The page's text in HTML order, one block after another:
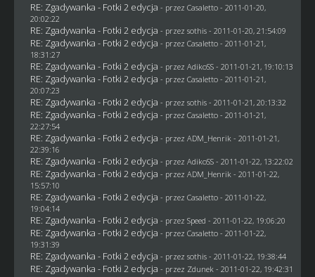
RE: Zgadywanka - Fotki 2 edycja - przez Casaletto- 2011-01-20,
20:02:22
RE: Zgadywanka - Fotki 2 edycja - przez sothis- 2011-01-20, 21:54:09
RE: Zgadywanka - Fotki 2 edycja - przez Casaletto- 2011-01-21,
18:31:27
RE: Zgadywanka - Fotki 2 edycja - przez AdikoSS - 2011-01-21, 19:10:13
RE: Zgadywanka - Fotki 2 edycja - przez Casaletto- 2011-01-21,
20:07:23
RE: Zgadywanka - Fotki 2 edycja - przez sothis- 2011-01-21, 20:13:32
RE: Zgadywanka - Fotki 2 edycja - przez Casaletto- 2011-01-21,
22:27:54
RE: Zgadywanka - Fotki 2 edycja - przez ADM_Henrik - 2011-01-21,
22:39:16
RE: Zgadywanka - Fotki 2 edycja - przez AdikoSS - 2011-01-22, 13:22:02
RE: Zgadywanka - Fotki 2 edycja - przez ADM_Henrik - 2011-01-22,
15:57:10
RE: Zgadywanka - Fotki 2 edycja - przez Casaletto- 2011-01-22,
19:04:14
RE: Zgadywanka - Fotki 2 edycja - przez Speed - 2011-01-22, 19:06:20
RE: Zgadywanka - Fotki 2 edycja - przez Casaletto- 2011-01-22,
19:31:39
RE: Zgadywanka - Fotki 2 edycja - przez sothis- 2011-01-22, 19:38:44
RE: Zgadywanka - Fotki 2 edycja - przez Zdunek - 2011-01-22, 19:42:31